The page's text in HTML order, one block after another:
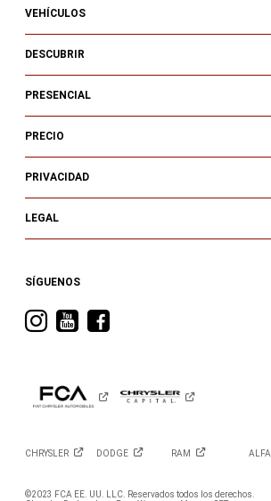
VEHÍCULOS
DESCUBRIR
PRESENCIAL
PRECIO
PRIVACIDAD
LEGAL
SÍGUENOS
Visita
Instagram
Visita
YouTube
Visita
Facebook
CHRYSLER DODGE RAM ALFA
©2023 FCA EE. UU. LLC. Reservados todos los derechos.